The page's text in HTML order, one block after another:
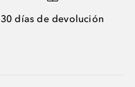
30 días de devolución